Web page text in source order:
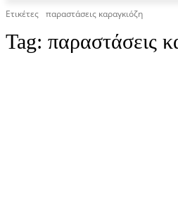
Ετικέτες παραστάσεις καραγκιόζη
Tag: παραστάσεις